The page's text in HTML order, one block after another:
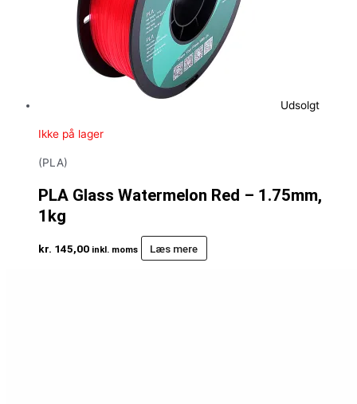
Udsolgt
Ikke på lager
(PLA)
PLA Glass Watermelon Red – 1.75mm,
1kg
kr. 145,00 inkl. moms Læs mere